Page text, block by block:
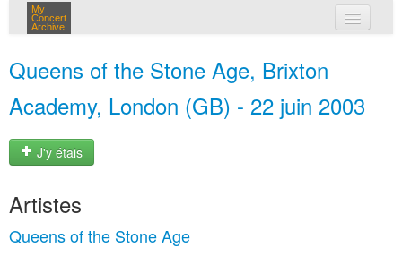
My
Concert
Archive
Queens of the Stone Age, Brixton
Academy, London (GB) - 22 juin 2003
J'y étais
Artistes
Queens of the Stone Age